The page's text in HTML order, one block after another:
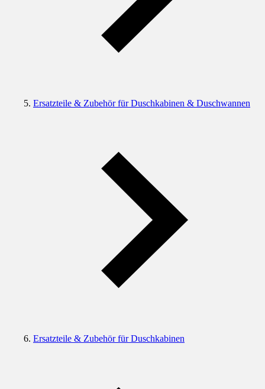
Ersatzteile & Zubehör für Duschkabinen & Duschwannen
Ersatzteile & Zubehör für Duschkabinen